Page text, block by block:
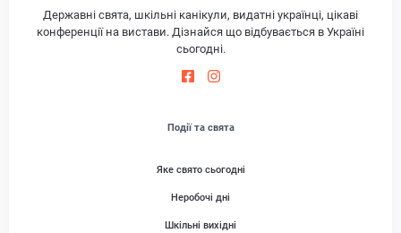
Державні свята, шкільні канікули, видатні українці, цікаві
конференції на вистави. Дізнайся що відбувається в Україні
сьогодні.
Події та свята
Яке свято сьогодні
Неробочі дні
Шкільні вихідні